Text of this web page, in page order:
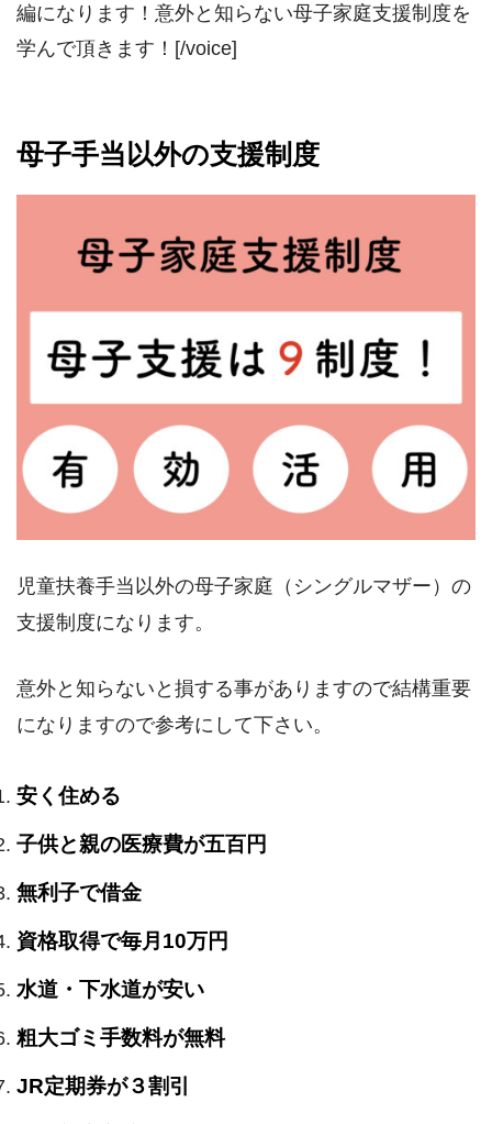
編になります！意外と知らない母子家庭支援制度を
学んで頂きます！[/voice]
母子手当以外の支援制度
児童扶養手当以外の母子家庭（シングルマザー）の
支援制度になります。
意外と知らないと損する事がありますので結構重要
になりますので参考にして下さい。
安く住める
子供と親の医療費が五百円
無利子で借金
資格取得で毎月10万円
水道・下水道が安い
粗大ゴミ手数料が無料
JR定期券が３割引